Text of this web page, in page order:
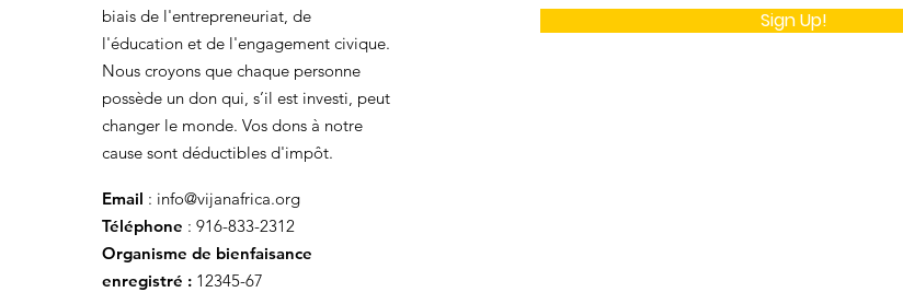
biais de l'entrepreneuriat, de
l'éducation et de l'engagement civique.
Nous croyons que chaque personne
possède un don qui, s’il est investi, peut
changer le monde. Vos dons à notre
cause sont déductibles d'impôt.
Email : info@vijanafrica.org
Téléphone : 916-833-2312
Organisme de bienfaisance
enregistré : 12345-67
Sign Up!